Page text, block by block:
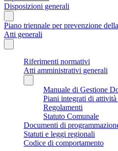
Disposizioni generali
Piano triennale per prevenzione
Atti generali
Riferimenti normativi
Atti amministrativi generali
Manuale di Gestione
Piani integrati di
Regolamenti
Statuto Comunale
Documenti di
Statuti e leggi regionali
Codice di comportamento